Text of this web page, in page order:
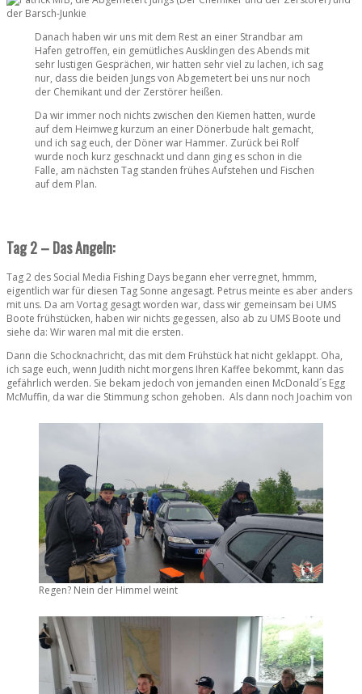
Danach haben wir uns mit dem Rest an einer Strandbar am
Hafen getroffen, ein gemütliches Ausklingen des Abends mit
sehr lustigen Gesprächen, wir hatten sehr viel zu lachen, ich sag
nur, dass die beiden Jungs von Abgemetert bei uns nur noch
der Chemikant und der Zerstörer heißen.
Da wir immer noch nichts zwischen den Kiemen hatten, wurde
auf dem Heimweg kurzum an einer Dönerbude halt gemacht,
und ich sag euch, der Döner war Hammer. Zurück bei Rolf
wurde noch kurz geschnackt und dann ging es schon in die
Falle, am nächsten Tag standen frühes Aufstehen und Fischen
auf dem Plan.
Tag 2 – Das Angeln:
Tag 2 des Social Media Fishing Days begann eher verregnet, hmmm,
eigentlich war für diesen Tag Sonne angesagt. Petrus meinte es aber anders
mit uns. Da am Vortag gesagt worden war, dass wir gemeinsam bei UMS
Boote frühstücken, haben wir nichts gegessen, also ab zu UMS Boote und
siehe da: Wir waren mal mit die ersten.
Dann die Schocknachricht, das mit dem Frühstück hat nicht geklappt. Oha,
ich sage euch, wenn Judith nicht morgens Ihren Kaffee bekommt, kann das
gefährlich werden. Sie bekam jedoch von jemanden einen McDonald´s Egg
McMuffin, da war die Stimmung schon gehoben. Als dann noch Joachim von
Regen? Nein der Himmel weint